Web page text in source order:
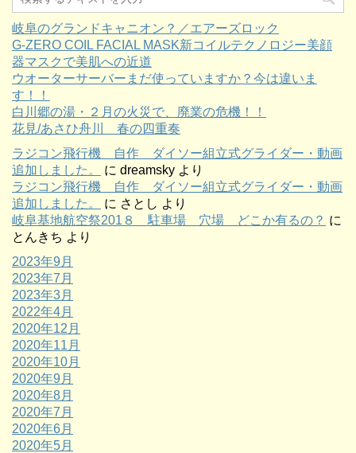
岐阜のグランドキャニオン？／エアーズロック
G-ZERO COIL FACIAL MASK新コイルテクノロジー美顔
器マスクで美肌への近道
ウオーターサーバーまだ使っていますか？今は違いま
す！！
白川郷の湯・２月の火災で、廃業の危機！！
花見/あさひ舟川 春の四重奏
ラジコン飛行機 自作 ダイソー組立式グライダー・動画
追加しました。
に dreamsky より
ラジコン飛行機 自作 ダイソー組立式グライダー・動画
追加しました。
に さとし より
岐阜基地航空祭201８ 駐車場 穴場 どこか有るの？ に
とんきち より
2023年9月
2023年7月
2023年3月
2022年4月
2020年12月
2020年11月
2020年10月
2020年9月
2020年8月
2020年7月
2020年6月
2020年5月